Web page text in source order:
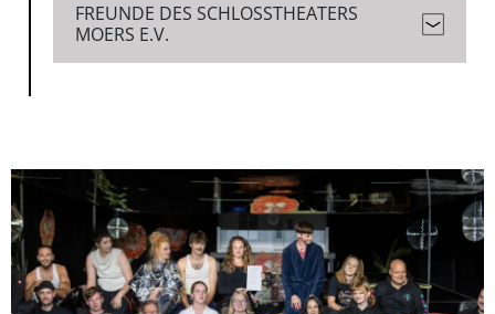
FREUNDE DES SCHLOSSTHEATERS
MOERS E.V.